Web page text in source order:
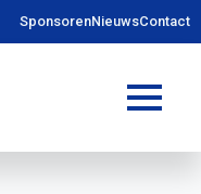
SponsorenNieuwsContact